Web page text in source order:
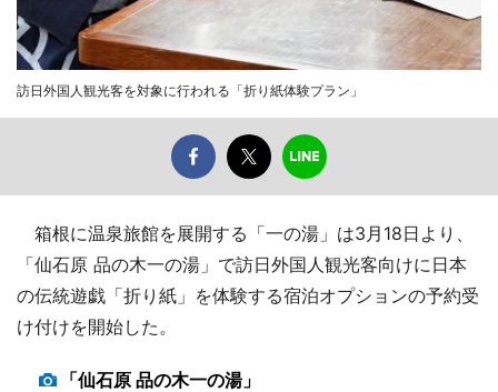
訪日外国人観光客を対象に行われる「折り紙体験プラン」
箱根に温泉旅館を展開する「一の湯」は3月18日より、
「仙石原 品の木一の湯」で訪日外国人観光客向けに日本
の伝統遊戯「折り紙」を体験する宿泊オプションの予約受
け付けを開始した。
「仙石原 品の木一の湯」